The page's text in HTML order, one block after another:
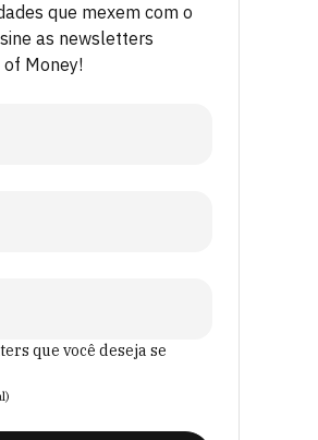
que mexem com o
as newsletters
Money!
que você deseja se